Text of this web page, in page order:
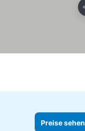
Preise sehen